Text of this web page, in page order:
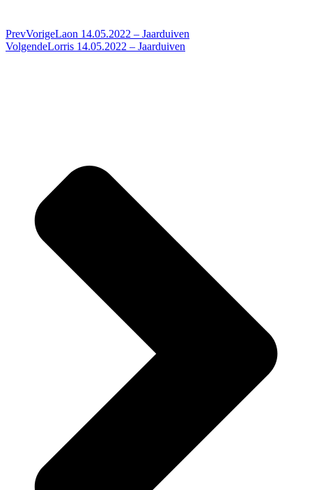
PrevVorigeLaon 14.05.2022 – Jaarduiven
VolgendeLorris 14.05.2022 – Jaarduiven